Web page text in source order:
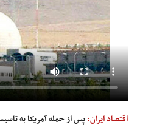
اقتصاد ایران:پس از حمله آمریکا به